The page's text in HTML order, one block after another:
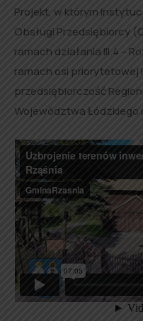
Projekt, w którym
Obsługi Przedsiębiorcy
ramach działania III.4 –
ramach osi priorytetowej
przedsiębiorczość
Województwa Łódzkiego